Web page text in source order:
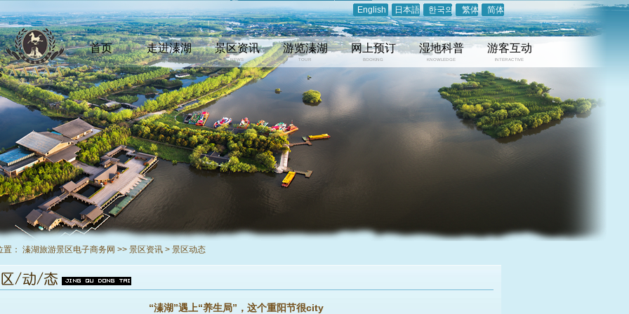
English 日本語 한국의 繁体 简体
首页
INDEX
走进溱湖
COMEIN
景区资讯
NEWS
游览溱湖
TOUR
网上预订
BOOKING
湿地科普
KNOWLEDGE
游客互动
INTERACTIVE
置： 溱湖旅游景区电子商务网 >> 景区资讯 > 景区动态
“溱湖”遇上“养生局”，这个重阳节很city